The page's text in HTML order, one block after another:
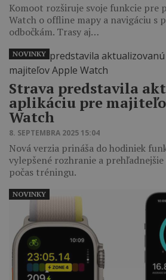
Komoot rozširuje svoje funkcie pre
Watch o offline mapy a navigáciu s
odbočkám. Trasy aj…
Strava predstavila
aplikáciu pre
Watch
8. SEPTEMBRA 2025 15:04
Nová verzia prináša do hodiniek
vylepšené rozhranie a
počas tréningu.
NOVINKY
NOVINKY